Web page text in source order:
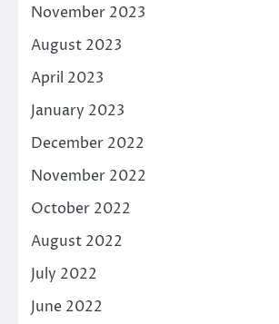
November 2023
August 2023
April 2023
January 2023
December 2022
November 2022
October 2022
August 2022
July 2022
June 2022